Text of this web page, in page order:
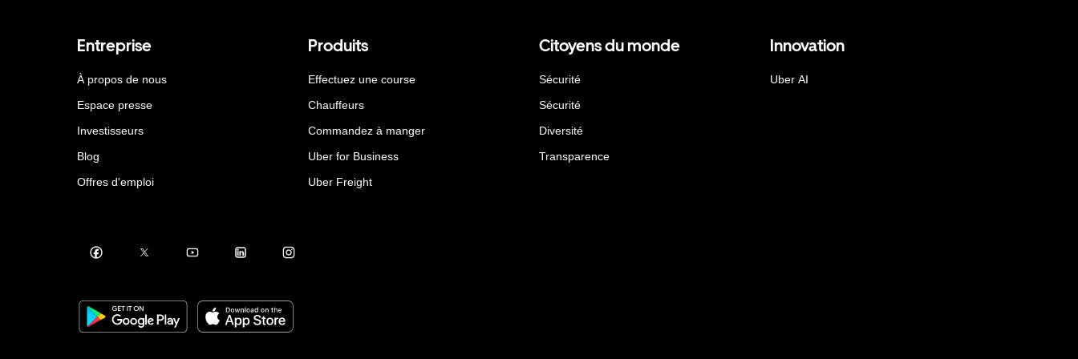
Entreprise
À propos de nous
Espace presse
Investisseurs
Blog
Offres d'emploi
Produits
Effectuez une course
Chauffeurs
Commandez à manger
Uber for Business
Uber Freight
Citoyens du monde
Sécurité
Sécurité
Diversité
Transparence
Innovation
Uber AI